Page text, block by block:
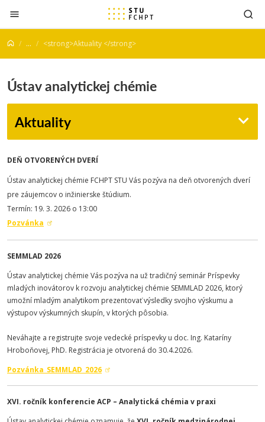
Prejsť na obsah
... <strong>Aktuality </strong>
Ústav analytickej chémie
Aktuality
DEŇ OTVORENÝCH DVERÍ
Ústav analytickej chémie FCHPT STU Vás pozýva na deň otvorených dverí
pre záujemcov o inžinierske štúdium.
Termín: 19. 3. 2026 o 13:00
Pozvánka
SEMMLAD 2026
Ústav analytickej chémie Vás pozýva na už tradičný seminár Príspevky
mladých inovátorov k rozvoju analytickej chémie SEMMLAD 2026, ktorý
umožní mladým analytikom prezentovať výsledky svojho výskumu a
výstupov výskumných skupín, v ktorých pôsobia.
Neváhajte a registrujte svoje vedecké príspevky u doc. Ing. Kataríny
Hroboňovej, PhD. Registrácia je otvorená do 30.4.2026.
Pozvánka_SEMMLAD_2026
XVI. ročník konferencie ACP – Analytická chémia v praxi